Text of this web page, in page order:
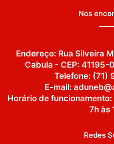
Nos
Endereço: Rua Silveira
Cabula - CEP: 41195-
Telefone: (71)
E-mail:
Horário de
7h às
Redes